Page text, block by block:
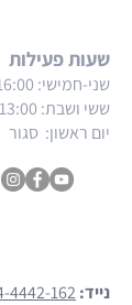
שעות פעילות
שני-חמישי: 9:30-16:00
ששי ושבת: 10:00-13:00
יום ראשון: סגור
נייד: 4442-162